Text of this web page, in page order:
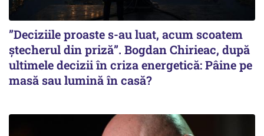
”Deciziile proaste s-au luat, acum scoatem
ștecherul din priză”. Bogdan Chirieac, după
ultimele decizii în criza energetică: Pâine pe
masă sau lumină în casă?